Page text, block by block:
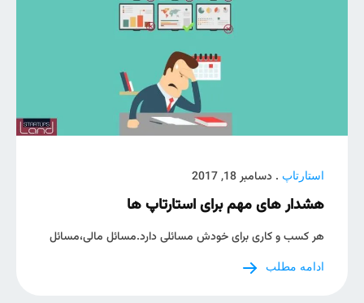
استارتاپ . دسامبر 18, 2017
هشدار های مهم برای استارتاپ ها
هر کسب و کاری برای خودش مسائلی دارد.مسائل مالی،مسائل
ادامه مطلب